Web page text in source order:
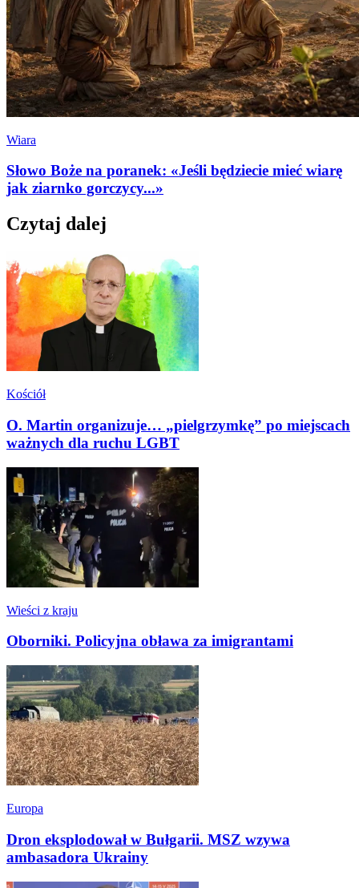
Wiara
Słowo Boże na poranek: «Jeśli będziecie mieć wiarę
jak ziarnko gorczycy...»
Czytaj dalej
Kościół
O. Martin organizuje… „pielgrzymkę” po miejscach
ważnych dla ruchu LGBT
Wieści z kraju
Oborniki. Policyjna obława za imigrantami
Europa
Dron eksplodował w Bułgarii. MSZ wzywa
ambasadora Ukrainy